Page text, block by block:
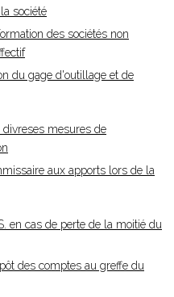
société
des sociétés non
du gage d'outillage et de
divreses mesures de
aux apports lors de la
en cas de perte de la moitié du
des comptes au greffe du